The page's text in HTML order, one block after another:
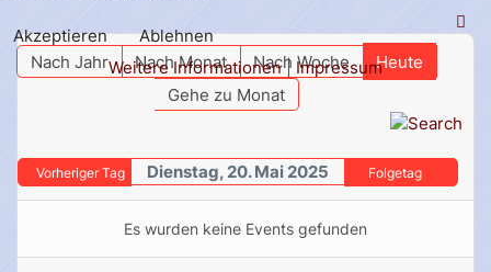
Nach Jahr Nach Monat Nach Woche
Heute
Gehe zu Monat
Vorheriger Tag Dienstag, 20. Mai 2025 Folgetag
Es wurden keine Events gefunden
Akzeptieren
Ablehnen
Weitere Informationen| Impressum